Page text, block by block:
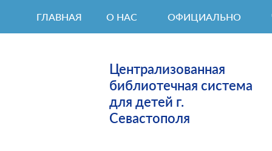
ГЛАВНАЯ О НАС ОФИЦИАЛЬНО
Централизованная
библиотечная система
для детей г.
Севастополя